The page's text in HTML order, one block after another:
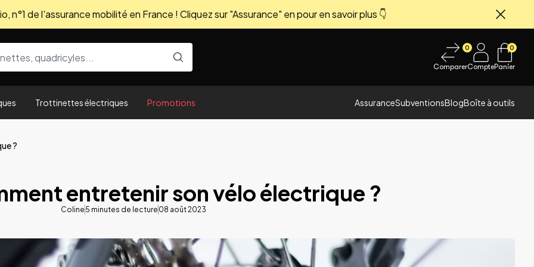
n°1 de l'assurance mobilité en France ! Cliquez sur "Assurance" en pour en savoir plus 👇
0
ComparerCompte
0
Panier
Trottinettes électriques Promotions AssuranceSubventionsBlogBoîte à outils
?
entretenir son vélo électrique ?
Coline 5 minutes de lecture 08 août 2023